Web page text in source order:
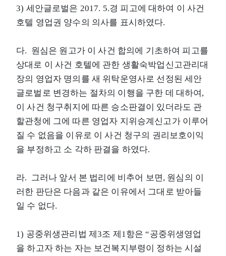
3) 세안글로벌은 2017. 5.경 피고에 대하여 이 사건
호텔 영업권 양수의 의사를 표시하였다.
다. 원심은 원고가 이 사건 합의에 기초하여 피고를
상대로 이 사건 호텔에 관한 생활숙박업신고관리대
장의 영업자 명의를 새 위탁운영사로 선정된 세안
글로벌로 변경하는 절차의 이행을 구한 데 대하여,
이 사건 청구취지에 따른 승소판결이 있더라도 관
할관청에 그에 따른 영업자 지위승계신고가 이루어
질 수 없음을 이유로 이 사건 청구의 권리보호이익
을 부정하고 소 각하 판결을 하였다.
라. 그러나 앞서 본 법리에 비추어 보면, 원심의 이
러한 판단은 다음과 같은 이유에서 그대로 받아들
일 수 없다.
1) 공중위생관리법 제3조 제1항은 “공중위생영업
을 하고자 하는 자는 보건복지부령이 정하는 시설